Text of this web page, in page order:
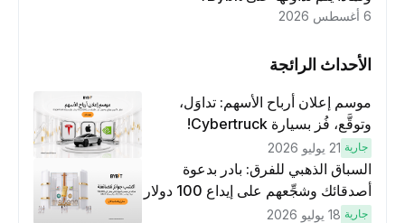
الأحداث الرائجة
موسم إعلان أرباح الأسهم: تداوَل،
وتوقَّع، فُز بسيارة Cybertruck!
جارية 21 يوليو 2026
السباق الذهبي للفرق: بادر بدعوة
أصدقائك وشجِّعهم على إيداع 100 دولار
جارية 18 يوليو 2026